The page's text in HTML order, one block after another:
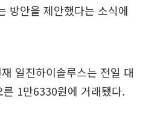
방안을 제안했다는 소식에
일진하이솔루스는 전일 대
1만6330원에 거래됐다.